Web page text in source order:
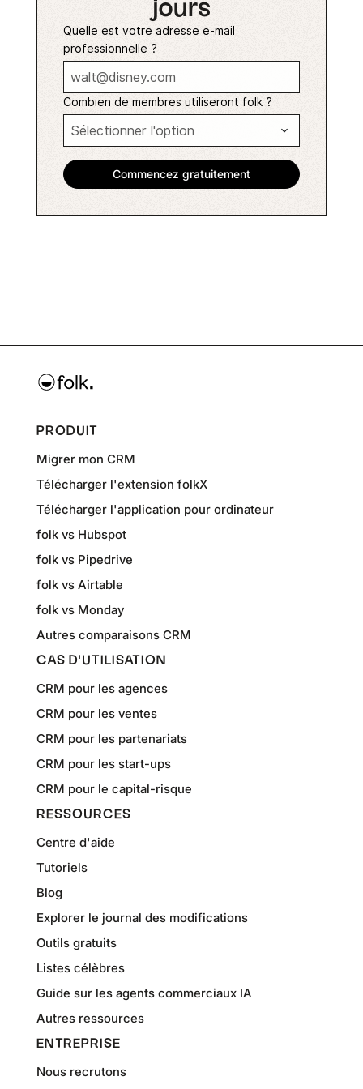
jours
Quelle est votre adresse e-mail
professionnelle ?
Combien de membres utiliseront folk ?
PRODUIT
Migrer mon CRM
Télécharger l'extension folkX
Télécharger l'application pour ordinateur
folk vs Hubspot
folk vs Pipedrive
folk vs Airtable
folk vs Monday
Autres comparaisons CRM
CAS D'UTILISATION
CRM pour les agences
CRM pour les ventes
CRM pour les partenariats
CRM pour les start-ups
CRM pour le capital-risque
RESSOURCES
Centre d'aide
Tutoriels
Blog
Explorer le journal des modifications
Outils gratuits
Listes célèbres
Guide sur les agents commerciaux IA
Autres ressources
ENTREPRISE
Nous recrutons